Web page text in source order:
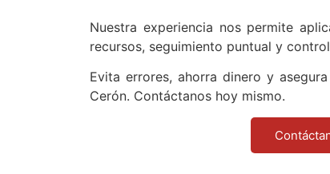
Nuestra experiencia nos permite
recursos, seguimiento puntual y
Evita errores, ahorra dinero y
Cerón. Contáctanos hoy mismo.